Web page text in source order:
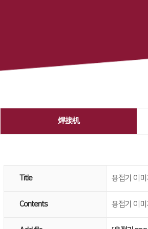
焊接机
Title 용접기 이미
Contents 용접기 이미